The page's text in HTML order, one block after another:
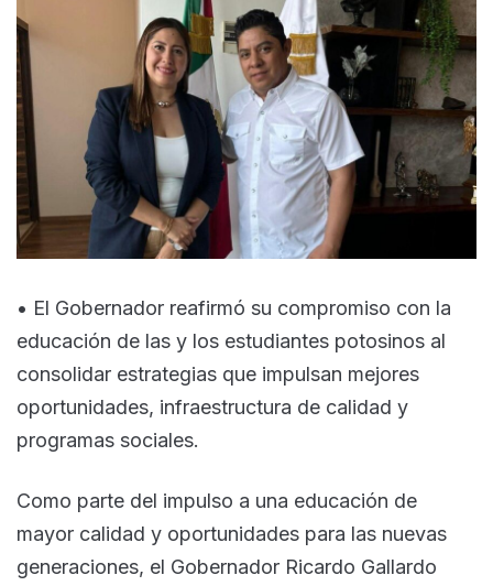
• El Gobernador reafirmó su compromiso con la
educación de las y los estudiantes potosinos al
consolidar estrategias que impulsan mejores
oportunidades, infraestructura de calidad y
programas sociales.
Como parte del impulso a una educación de
mayor calidad y oportunidades para las nuevas
generaciones, el Gobernador Ricardo Gallardo